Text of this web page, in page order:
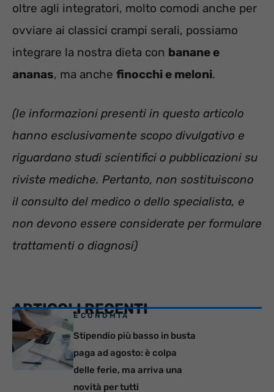
oltre agli integratori, molto comodi anche per
ovviare ai classici crampi serali, possiamo
integrare la nostra dieta con banane e
ananas, ma anche finocchi e meloni.
(le informazioni presenti in questo articolo
hanno esclusivamente scopo divulgativo e
riguardano studi scientifici o pubblicazioni su
riviste mediche. Pertanto, non sostituiscono
il consulto del medico o dello specialista, e
non devono essere considerate per formulare
trattamenti o diagnosi)
ARTICOLI RECENTI
ECONOMIA
Stipendio più basso in busta
paga ad agosto: è colpa
delle ferie, ma arriva una
novità per tutti